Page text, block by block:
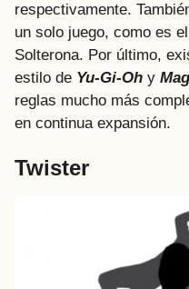
respectivamente.
un solo juego, como es
Solterona. Por último,
estilo de Yu-Gi-Oh y
reglas mucho más
en continua expansión.
Twister